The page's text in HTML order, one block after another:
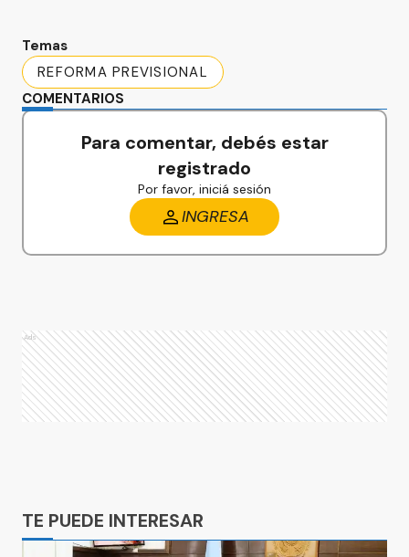
Temas
REFORMA PREVISIONAL
COMENTARIOS
Para comentar, debés estar
registrado
Por favor, iniciá sesión
INGRESA
Ads
TE PUEDE INTERESAR